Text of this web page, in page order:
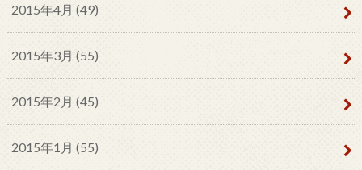
2015年4月 (49)
2015年3月 (55)
2015年2月 (45)
2015年1月 (55)